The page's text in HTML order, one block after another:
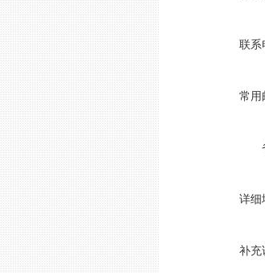
联系
常用
详细
补充